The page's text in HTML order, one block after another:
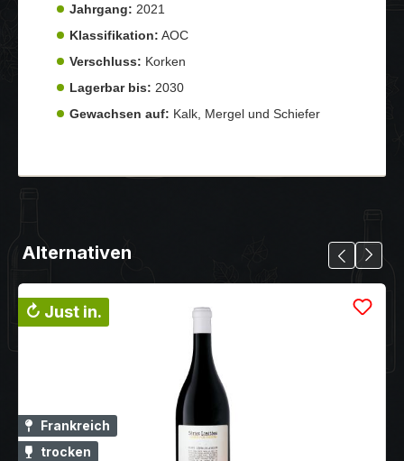
Jahrgang: 2021
Klassifikation: AOC
Verschluss: Korken
Lagerbar bis: 2030
Gewachsen auf: Kalk, Mergel und Schiefer
Alternativen
↻ Just in.
Frankreich
trocken